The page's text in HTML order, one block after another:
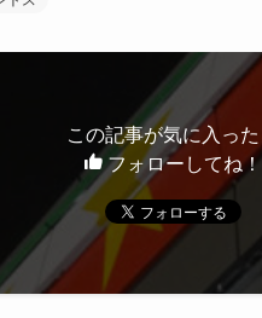
この記事が気に入っ
フォローしてね！